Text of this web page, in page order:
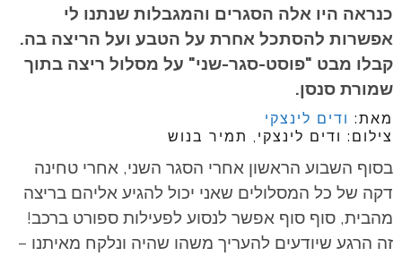
כנראה היו אלה הסגרים והמגבלות שנתנו לי
אפשרות להסתכל אחרת על הטבע ועל הריצה בה.
קבלו מבט "פוסט-סגר-שני" על מסלול ריצה בתוך
שמורת סנסן.
מאת: ודים לינצקי
צילום: ודים לינצקי, תמיר בנוש
בסוף השבוע הראשון אחרי הסגר השני, אחרי טחינה
דקה של כל המסלולים שאני יכול להגיע אליהם בריצה
מהבית, סוף סוף אפשר לנסוע לפעילות ספורט ברכב!
זה הרגע שיודעים להעריך משהו שהיה ונלקח מאיתנו –